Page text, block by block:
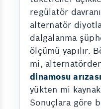
regülatör
alternatör
dalgalanma
ölçümü yapılır.
mi,
dinamosu arızası
yükten mi
Sonuçlara göre